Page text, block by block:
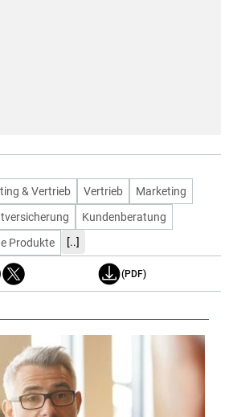
& Vertrieb Vertrieb
Marketing
Kundenberatung
Produkte [..]
(PDF)